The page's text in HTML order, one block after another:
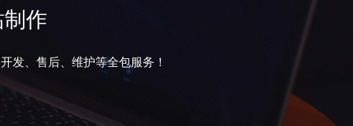
作
发、售后、维护等全包服务！